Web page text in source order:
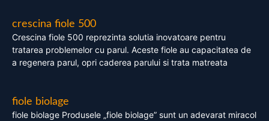
crescina fiole 500
Crescina fiole 500 reprezinta solutia inovatoare pentru
tratarea problemelor cu parul. Aceste fiole au capacitatea de
a regenera parul, opri caderea parului si trata matreata
fiole biolage
fiole biolage Produsele „fiole biolage” sunt un adevarat miracol